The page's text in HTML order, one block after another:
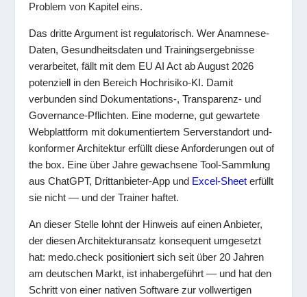
Problem von Kapitel eins.
Das dritte Argument ist regulatorisch. Wer Anamnese-
Daten, Gesundheitsdaten und Trainingsergebnisse
verarbeitet, fällt mit dem EU AI Act ab August 2026
potenziell in den Bereich Hochrisiko-KI. Damit
verbunden sind Dokumentations-, Transparenz- und
Governance-Pflichten. Eine moderne, gut gewartete
Webplattform mit dokumentiertem Serverstandort und-
konformer Architektur erfüllt diese Anforderungen out of
the box. Eine über Jahre gewachsene Tool-Sammlung
aus ChatGPT, Drittanbieter-App und Excel-Sheet erfüllt
sie nicht — und der Trainer haftet.
An dieser Stelle lohnt der Hinweis auf einen Anbieter,
der diesen Architekturansatz konsequent umgesetzt
hat: medo.check positioniert sich seit über 20 Jahren
am deutschen Markt, ist inhabergeführt — und hat den
Schritt von einer nativen Software zur vollwertigen